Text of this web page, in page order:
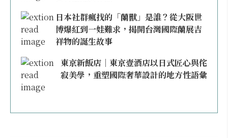
日本社群瘋找的「蘭獸」是誰？從大阪世
博爆紅到一娃難求，揭開台灣國際蘭展吉
祥物的誕生故事
東京新飯店｜東京壹酒店以日式匠心與侘
寂美學，重塑國際奢華設計的地方性語彙